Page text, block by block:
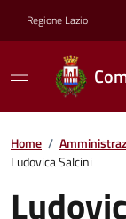
Regione Lazio
Home /
Ludovica Salcini